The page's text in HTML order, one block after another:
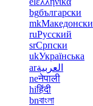
bgбългарски
mkМакедонски
ruРусский
srСрпски
ukУкраїнська
arالعربية
neनेपाली
hiहिंदी
bnবাংলা